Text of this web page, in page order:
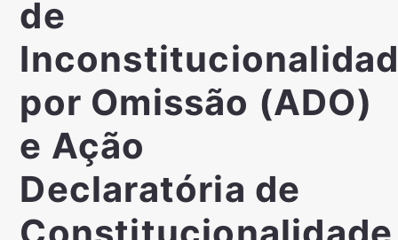
de
por Omissão (ADO)
e Ação
Declaratória de